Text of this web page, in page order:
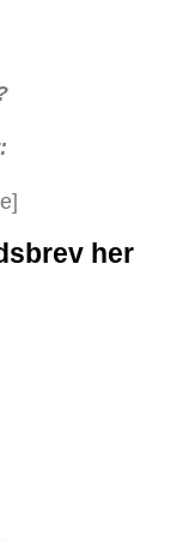
her